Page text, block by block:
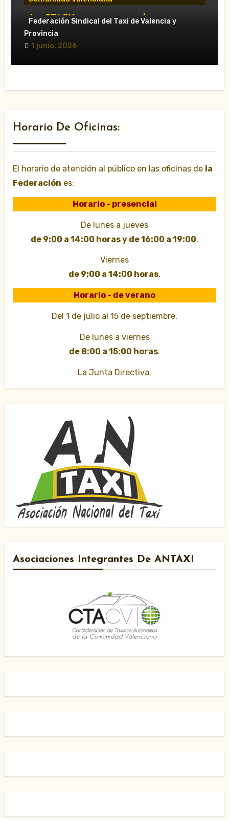
«La CTACV carga contra el nuevo
Decreto Ley y acusa al Consell de
Federación Sindical del Taxi de Valencia y
Provincia
1 junio, 2026
Horario De Oficinas:
El horario de atención al público en las oficinas de la
Federación es:
Horario - presencial
De lunes a jueves
de 9:00 a 14:00 horas y de 16:00 a 19:00.
Viernes
de 9:00 a 14:00 horas.
Horario - de verano
Del 1 de julio al 15 de septiembre.
De lunes a viernes
de 8:00 a 15:00 horas.
La Junta Directiva.
Asociaciones Integrantes De ANTAXI